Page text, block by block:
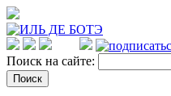
Поиск на сайте: